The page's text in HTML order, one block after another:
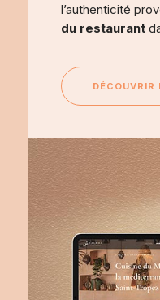
l’authenticité
du restaurant
DÉCOUVRIR